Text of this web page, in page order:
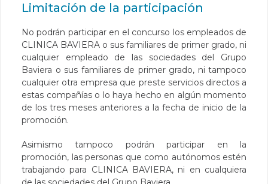
Limitación de la participación
No podrán participar en el concurso los empleados de
CLINICA BAVIERA o sus familiares de primer grado, ni
cualquier empleado de las sociedades del Grupo
Baviera o sus familiares de primer grado, ni tampoco
cualquier otra empresa que preste servicios directos a
estas compañías o lo haya hecho en algún momento
de los tres meses anteriores a la fecha de inicio de la
promoción.
Asimismo tampoco podrán participar en la
promoción, las personas que como autónomos estén
trabajando para CLINICA BAVIERA, ni en cualquiera